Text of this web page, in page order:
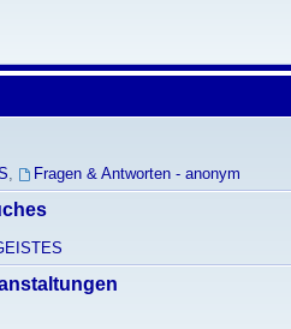
Fragen & Antworten - anonym